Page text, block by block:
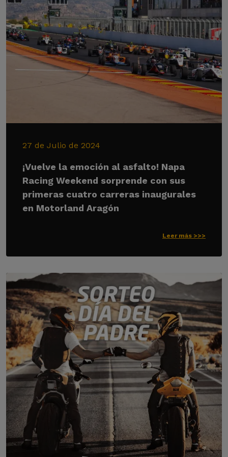
27 de Julio de 2024
¡Vuelve la emoción al asfalto! Napa
Racing Weekend sorprende con sus
primeras cuatro carreras inaugurales
en Motorland Aragón
Leer más >>>